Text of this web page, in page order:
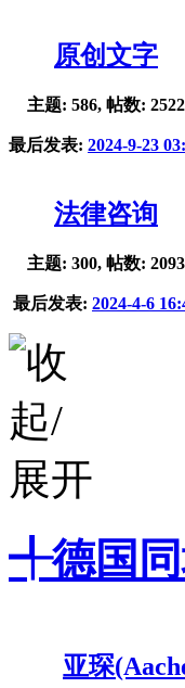
原创文字
主题: 586, 帖数: 2522
最后发表: 2024-9-23
法律咨询
主题: 300, 帖数: 2093
最后发表: 2024-4-6
╃德国
亚琛